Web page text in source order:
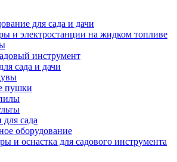
для сада и дачи
и электростанции на жидком топливе
инструмент
сада и дачи
пушки
сада
оборудование
и оснастка для садового инструмента